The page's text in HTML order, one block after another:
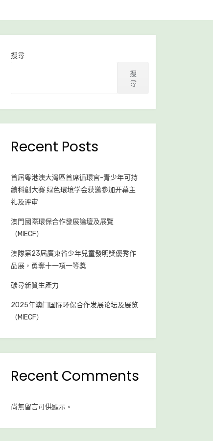
搜尋
搜
尋
Recent Posts
首屆粵港澳大灣區首席循環官-青少年可持
續科創大賽 绿色環境学会获邀參加开幕主
礼及评审
澳門國際環保合作發展論壇及展覽
（MIECF）
澳隊第23屆廣東省少年兒童發明獎優秀作
品展，勇奪十一項一等獎
碳尋新質生產力
2025年澳门国际环保合作发展论坛及展览
（MIECF）
Recent Comments
尚無留言可供顯示。